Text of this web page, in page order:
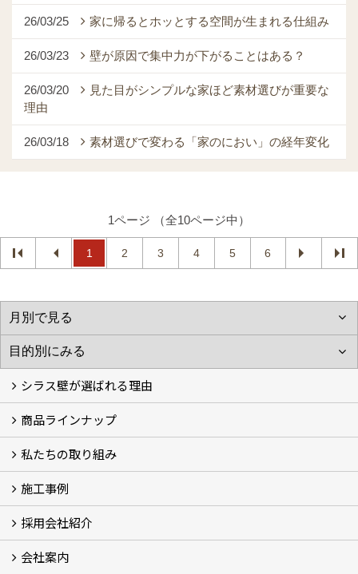
26/03/25 家に帰るとホッとする空間が生まれる仕組み
26/03/23 壁が原因で集中力が下がることはある？
26/03/20
見た目がシンプルな家ほど素材選びが重要な
理由
26/03/18 素材選びで変わる「家のにおい」の経年変化
1ページ （全10ページ中）
1 2 3 4 5 6
シラス壁が選ばれる理由
シラスストーリー
こだわり
シラス壁の驚くべき性能
商品ラインナップ
一覧
内装仕上げ材
外装仕上げ材
舗装材
水性無機高分子系ハイブリッド型塗料
エコリフォーム
消臭壁紙
Q&A
資料PDF
私たちの取り組み
SDGs、GHGへの取り組み (2)
マグマシラス米
特別対談 (2)
高千穂シラス解説ムービー
研究プロジェクト (4)
プロジェクト (3)
施工事例
施工事例
お客様からのお便り
採用会社紹介
採用会社紹介
「鏝人の会」左官店のご紹介
会社案内